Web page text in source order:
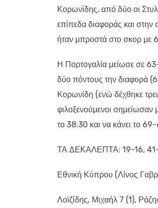
Κορωνίδης, από δύο οι
επίπεδα διαφοράς και στην
ήταν μπροστά στο σκορ με
Η Πορτογαλία μείωσε σε
δύο πόντους την διαφορά
Κορωνίδη (ενώ δέχθηκε
φιλοξενούμενοι σημείωσαν
το 38:30 και να κάνει το
ΤΑ ΔΕΚΑΛΕΠΤΑ: 19-16,
Εθνική Κύπρου (Λίνος
Λοϊζίδης, Μιχαήλ 7 (1),